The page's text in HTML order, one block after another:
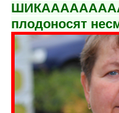
плодоносят